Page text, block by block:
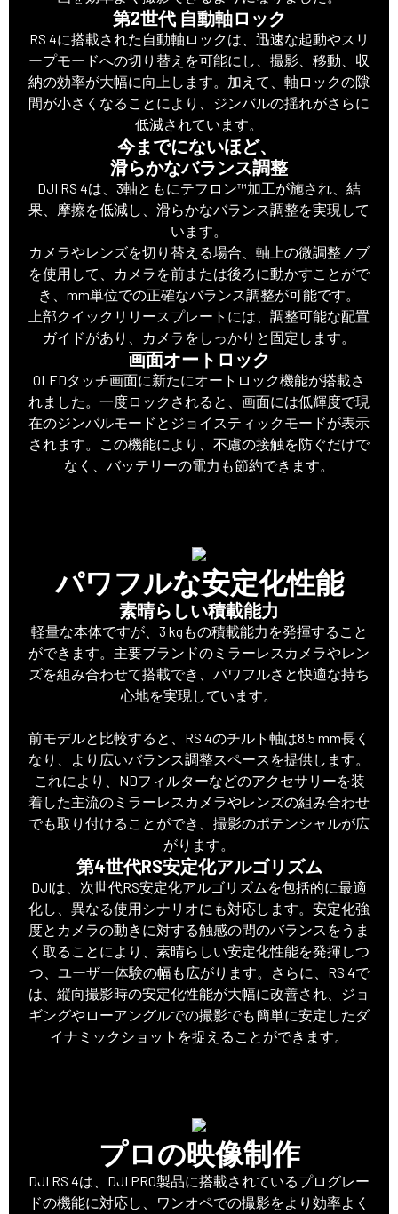
第2世代 自動軸ロック
RS 4に搭載された自動軸ロックは、迅速な起動やスリ
ープモードへの切り替えを可能にし、撮影、移動、収
納の効率が大幅に向上します。加えて、軸ロックの隙
間が小さくなることにより、ジンバルの揺れがさらに
低減されています。
今までにないほど、
滑らかなバランス調整
DJI RS 4は、3軸ともにテフロン™加工が施され、結
果、摩擦を低減し、滑らかなバランス調整を実現して
います。
カメラやレンズを切り替える場合、軸上の微調整ノブ
を使用して、カメラを前または後ろに動かすことがで
き、mm単位での正確なバランス調整が可能です。
上部クイックリリースプレートには、調整可能な配置
ガイドがあり、カメラをしっかりと固定します。
画面オートロック
OLEDタッチ画面に新たにオートロック機能が搭載さ
れました。一度ロックされると、画面には低輝度で現
在のジンバルモードとジョイスティックモードが表示
されます。この機能により、不慮の接触を防ぐだけで
なく、バッテリーの電力も節約できます。
パワフルな安定化性能
素晴らしい積載能力
軽量な本体ですが、3 kgもの積載能力を発揮すること
ができます。主要ブランドのミラーレスカメラやレン
ズを組み合わせて搭載でき、パワフルさと快適な持ち
心地を実現しています。
前モデルと比較すると、RS 4のチルト軸は8.5 mm長く
なり、より広いバランス調整スペースを提供します。
これにより、NDフィルターなどのアクセサリーを装
着した主流のミラーレスカメラやレンズの組み合わせ
でも取り付けることができ、撮影のポテンシャルが広
がります。
第4世代RS安定化アルゴリズム
DJIは、次世代RS安定化アルゴリズムを包括的に最適
化し、異なる使用シナリオにも対応します。安定化強
度とカメラの動きに対する触感の間のバランスをうま
く取ることにより、素晴らしい安定化性能を発揮しつ
つ、ユーザー体験の幅も広がります。さらに、RS 4で
は、縦向撮影時の安定化性能が大幅に改善され、ジョ
ギングやローアングルでの撮影でも簡単に安定したダ
イナミックショットを捉えることができます。
プロの映像制作
DJI RS 4は、DJI PRO製品に搭載されているプログレー
ドの機能に対応し、ワンオペでの撮影をより効率よく